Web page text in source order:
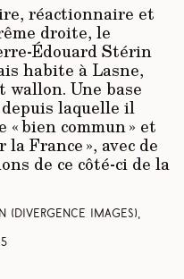
réactionnaire et
droite, le
Édouard Stérin
habite à Lasne,
wallon. Une base
laquelle il
bien commun » et
France », avec de
de ce côté-ci de la
(Divergence images)